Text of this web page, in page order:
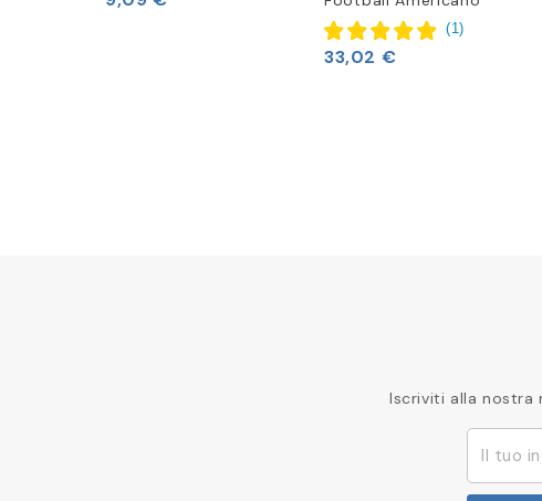
(1)
33,02 €
Iscriviti alla nostra